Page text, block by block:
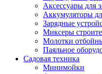
Аксессуары для
Аккумуляторы
Зарядные
Миксеры
Молотки
Паяльное
Садовая техника
Минимойки